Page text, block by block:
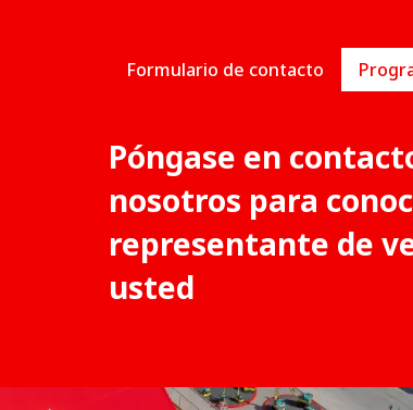
Formulario de contacto
Póngase en
nosotros para
representante de
usted